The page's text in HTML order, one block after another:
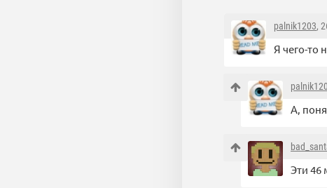
palnik1203,
Я чего-то
А,
Эти 46